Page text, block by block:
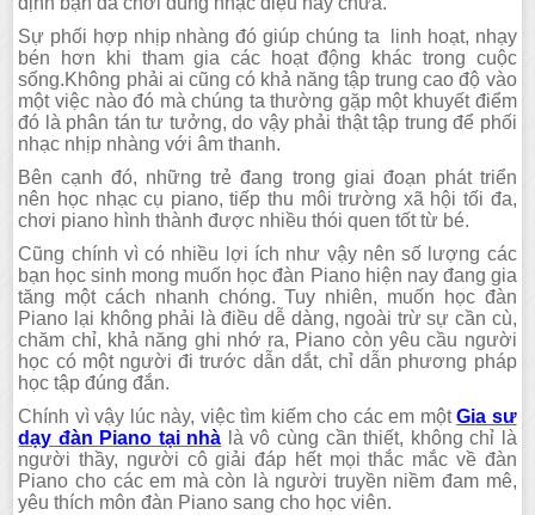
Sự phối hợp nhịp nhàng đó giúp chúng ta linh hoạt, nhạy
bén hơn khi tham gia các hoạt động khác trong cuộc
sống.Không phải ai cũng có khả năng tập trung cao độ vào
một việc nào đó mà chúng ta thường gặp một khuyết điểm
đó là phân tán tư tưởng, do vậy phải thật tập trung để phối
nhạc nhịp nhàng với âm thanh.
Bên cạnh đó, những trẻ đang trong giai đoạn phát triển
nên học nhạc cụ piano, tiếp thu môi trường xã hội tối đa,
chơi piano hình thành được nhiều thói quen tốt từ bé.
Cũng chính vì có nhiều lợi ích như vậy nên số lượng các
bạn học sinh mong muốn học đàn Piano hiện nay đang gia
tăng một cách nhanh chóng. Tuy nhiên, muốn học đàn
Piano lại không phải là điều dễ dàng, ngoài trừ sự cần cù,
chăm chỉ, khả năng ghi nhớ ra, Piano còn yêu cầu người
học có một người đi trước dẫn dắt, chỉ dẫn phương pháp
học tập đúng đắn.
Chính vì vậy lúc này, việc tìm kiếm cho các em mộtGia sư
dạy đàn Piano tại nhà là vô cùng cần thiết, không chỉ là
người thầy, người cô giải đáp hết mọi thắc mắc về đàn
Piano cho các em mà còn là người truyền niềm đam mê,
yêu thích môn đàn Piano sang cho học viên.